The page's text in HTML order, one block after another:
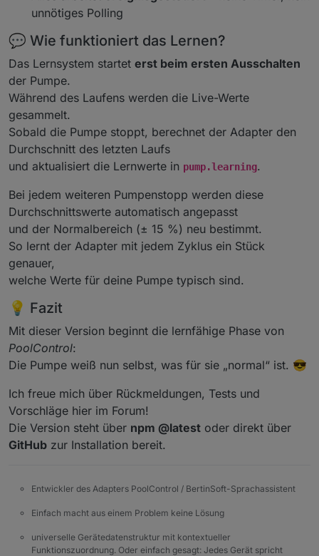
unnötiges Polling
💬 Wie funktioniert das Lernen?
Das Lernsystem startet erst beim ersten Ausschalten
der Pumpe.
Während des Laufens werden die Live-Werte
gesammelt.
Sobald die Pumpe stoppt, berechnet der Adapter den
Durchschnitt des letzten Laufs
und aktualisiert die Lernwerte in pump.learning.
Bei jedem weiteren Pumpenstopp werden diese
Durchschnittswerte automatisch angepasst
und der Normalbereich (± 15 %) neu bestimmt.
So lernt der Adapter mit jedem Zyklus ein Stück
genauer,
welche Werte für deine Pumpe typisch sind.
💡 Fazit
Mit dieser Version beginnt die lernfähige Phase von
PoolControl:
Die Pumpe weiß nun selbst, was für sie „normal“ ist. 😎
Ich freue mich über Rückmeldungen, Tests und
Vorschläge hier im Forum!
Die Version steht über npm @latest oder direkt über
GitHub zur Installation bereit.
Entwickler des Adapters PoolControl / BertinSoft-Sprachassistent
Einfach macht aus einem Problem keine Lösung
universelle Gerätedatenstruktur mit kontextueller
Funktionszuordnung. Oder einfach gesagt: Jedes Gerät spricht